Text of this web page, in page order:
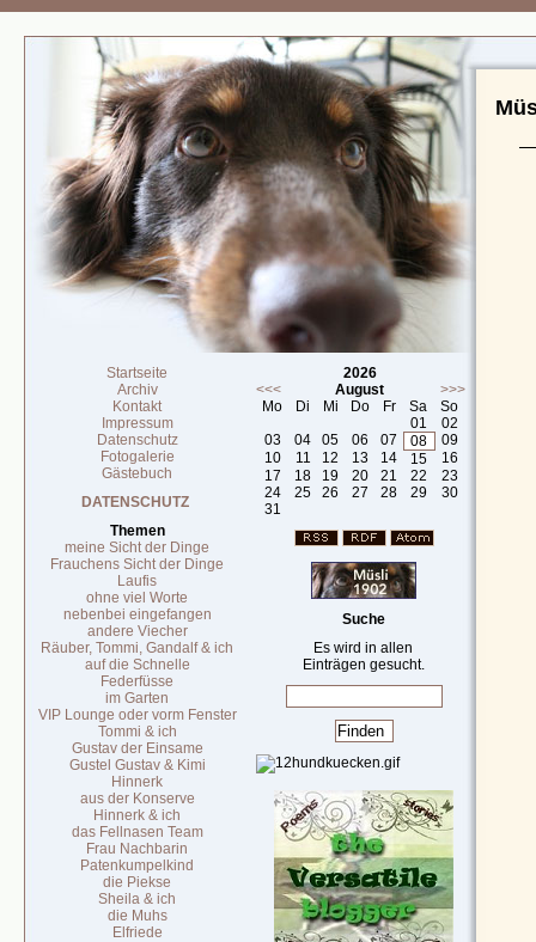
Startseite
Archiv
Kontakt
Impressum
Datenschutz
Fotogalerie
Gästebuch
DATENSCHUTZ
Themen
meine Sicht der Dinge
Frauchens Sicht der Dinge
Laufis
ohne viel Worte
nebenbei eingefangen
andere Viecher
Räuber, Tommi, Gandalf & ich
auf die Schnelle
Federfüsse
im Garten
VIP Lounge oder vorm Fenster
Tommi & ich
Gustav der Einsame
Gustel Gustav & Kimi
Hinnerk
aus der Konserve
Hinnerk & ich
das Fellnasen Team
Frau Nachbarin
Patenkumpelkind
die Piekse
Sheila & ich
die Muhs
Elfriede
2026
<<<
August
>>>
Mo
Di Mi Do Fr Sa
So
01
02
03
04 05 06 07 08
09
10
11 12 13 14 15
16
17
18 19 20 21 22
23
24
25 26 27 28 29
30
31
Suche
Es wird in allen
Einträgen gesucht.